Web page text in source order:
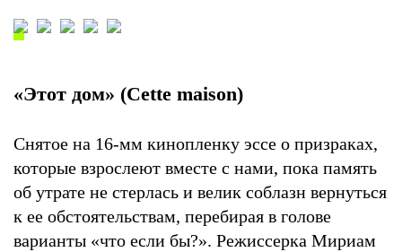
«Этот дом» (Cette maison)
Снятое на 16-мм кинопленку эссе о призраках,
которые взрослеют вместе с нами, пока память
об утрате не стерлась и велик соблазн вернуться
к ее обстоятельствам, перебирая в голове
варианты «что если бы?». Режиссерка Мириам